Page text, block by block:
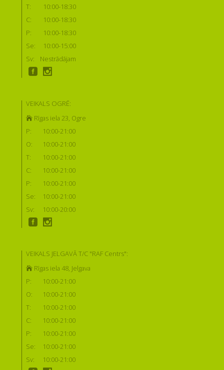
T:
10:00-18:30
C:
10:00-18:30
P:
10:00-18:30
Se:
10:00-15:00
Sv:
Nestrādājam
VEIKALS OGRĒ:
Rīgas iela 23, Ogre
P:
10:00-21:00
O:
10:00-21:00
T:
10:00-21:00
C:
10:00-21:00
P:
10:00-21:00
Se:
10:00-21:00
Sv:
10:00-20:00
VEIKALS JELGAVĀ T/C "RAF Centrs":
Rīgas iela 48, Jelgava
P:
10:00-21:00
O:
10:00-21:00
T:
10:00-21:00
C:
10:00-21:00
P:
10:00-21:00
Se:
10:00-21:00
Sv:
10:00-21:00